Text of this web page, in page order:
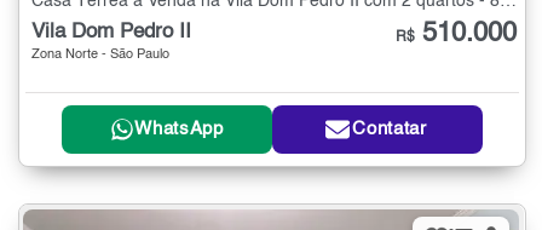
Vila Dom Pedro II
Zona Norte - São Paulo
R$ 510.000
WhatsApp Contatar